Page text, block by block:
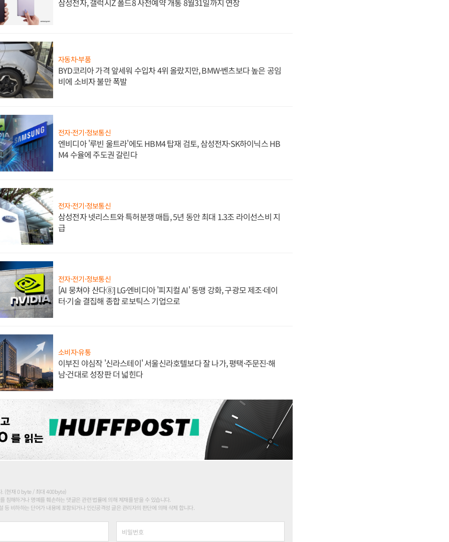
자동차·부품
BYD코리아 가격 앞세워 수입차 4위 올랐지만, BMW·벤츠보다 높은 공임
비에 소비자 불만 폭발
전자·전기·정보통신
엔비디아 '루빈 울트라'에도 HBM4 탑재 검토, 삼성전자·SK하이닉스 HB
M4 수율에 주도권 갈린다
전자·전기·정보통신
삼성전자 넷리스트와 특허분쟁 매듭, 5년 동안 최대 1.3조 라이선스비 지
급
전자·전기·정보통신
[AI 뭉쳐야 산다⑧] LG·엔비디아 '피지컬 AI' 동맹 강화, 구광모 제조·데이
터·기술 결집해 종합 로보틱스 기업으로
소비자·유통
이부진 야심작 '신라스테이' 서울신라호텔보다 잘 나가, 평택·주문진·해
남·건대로 성장판 더 넓힌다
. (현재 0 byte / 최대 400byte)
침해하거나 명예를 훼손하는 댓글은 관련 법률에 의해 제재를 받을 수 있습니다.
등 비하하는 단어가 내용에 포함되거나 인신공격성 글은 관리자의 판단에 의해 삭제 합니다.